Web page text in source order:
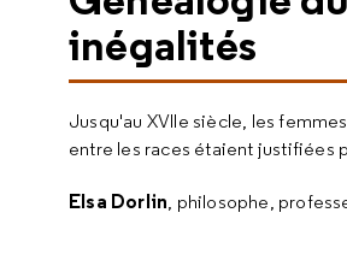
inégalités
Jusqu'au XVIIe siècle, les
entre les races étaient justifiées
Elsa Dorlin, philosophe,